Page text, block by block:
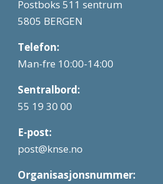
Postboks 511 sentrum
5805 BERGEN
Telefon:
Man-fre 10:00-14:00
Sentralbord:
55 19 30 00
E-post:
post@knse.no
Organisasjonsnummer: